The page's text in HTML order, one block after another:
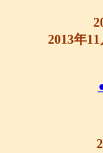
2013年